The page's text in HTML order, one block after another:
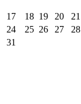
17 18 19 20 21
24
25 26 27 28
31